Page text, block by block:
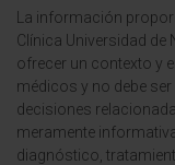
La información
Clínica Universidad de
ofrecer un contexto y
médicos y no debe
decisiones
meramente
diagnóstico,